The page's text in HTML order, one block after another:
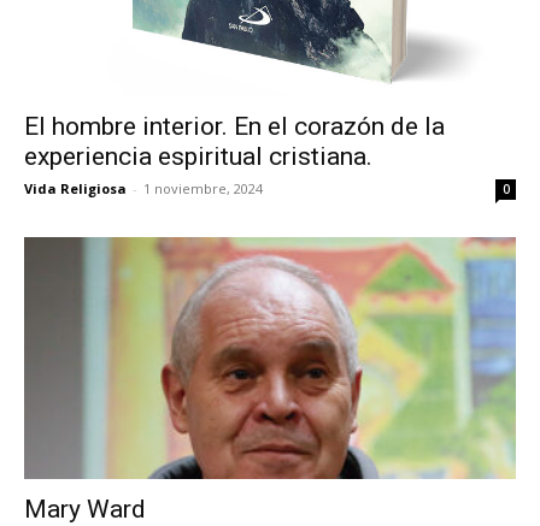
El hombre interior. En el corazón de la
experiencia espiritual cristiana.
Vida Religiosa - 1 noviembre, 2024 0
Mary Ward